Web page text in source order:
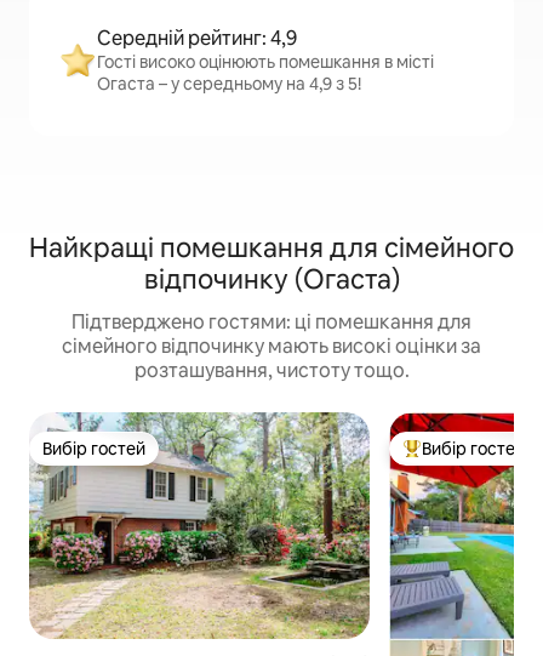
Середній рейтинг: 4,9
Гості високо оцінюють помешкання в місті
Огаста – у середньому на 4,9 з 5!
Найкращі помешкання для сімейного
відпочинку (Огаста)
Підтверджено гостями: ці помешкання для
сімейного відпочинку мають високі оцінки за
розташування, чистоту тощо.
Вибір гостей
Вибір гостей Топ вибір гостей
Вибір гостей